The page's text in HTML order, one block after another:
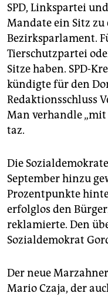
SPD, Linkspartei
Mandate ein Sitz
Bezirksparlament.
Tierschutzpartei
Sitze haben. SPD-
kündigte für den
Redaktionsschluss
Man verhandle „mit
taz.
Die
September hinzu
Prozentpunkte
erfolglos den
reklamierte. Den
Sozialdemokrat
Der neue
Mario Czaja, der